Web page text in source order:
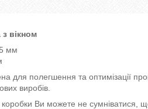
вікном
мм
для полегшення та оптимізації
виробів.
коробки Ви можете не сумніватися,